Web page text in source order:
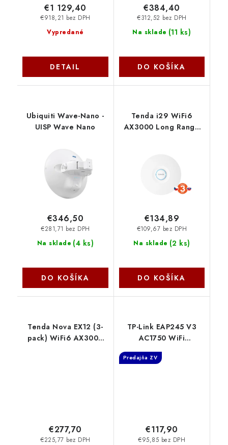
Vypredané
€918,21 bez DPH
€1 129,40
DETAIL
Na sklade (11 ks)
€312,52 bez DPH
€384,40
DO KOŠÍKA
Ubiquiti Wave-Nano -
UISP Wave Nano
Na sklade (4 ks)
€281,71 bez DPH
€346,50
DO KOŠÍKA
Tenda i29 WiFi6
AX3000 Long Range
stena/strop 75011953
Na sklade (2 ks)
€109,67 bez DPH
€134,89
DO KOŠÍKA
Tenda Nova EX12 (3-
pack) WiFi6 AX3000
€225,77 bez DPH
€277,70
TP-Link EAP245 V3
AC1750 WiFi
Omada SDN TP-link
Predajňa ZV
€95,85 bez DPH
€117,90